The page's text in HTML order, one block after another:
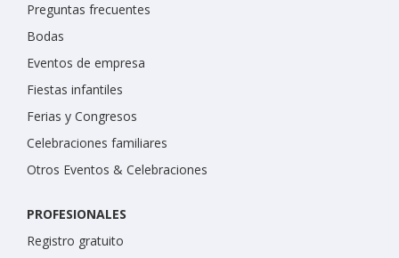
Preguntas frecuentes
Bodas
Eventos de empresa
Fiestas infantiles
Ferias y Congresos
Celebraciones familiares
Otros Eventos & Celebraciones
PROFESIONALES
Registro gratuito